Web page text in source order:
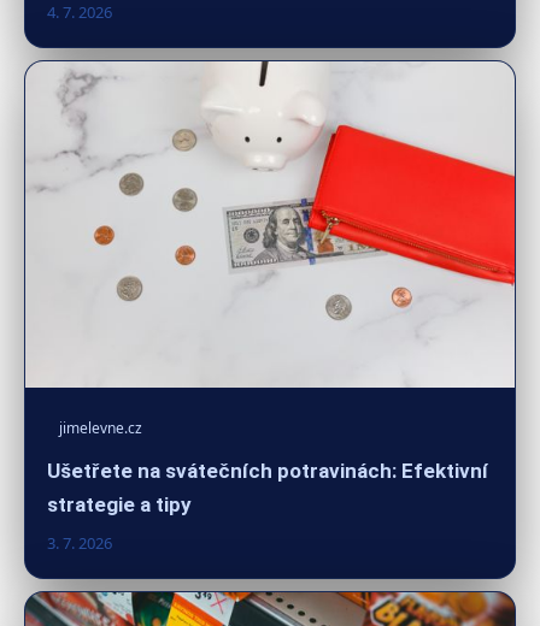
4. 7. 2026
jimelevne.cz
Ušetřete na svátečních potravinách: Efektivní
strategie a tipy
3. 7. 2026